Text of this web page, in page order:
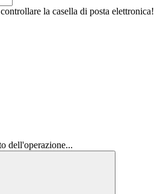
la casella di posta elettronica!
dell'operazione...